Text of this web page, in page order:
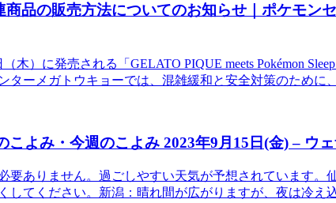
商品の販売方法についてのお知らせ｜ポケモン
木）に発売される「GELATO PIQUE meets Pokémon
ターメガトウキョーでは、混雑緩和と安全対策のために
こよみ・今週のこよみ 2023年9月15日(金) – ウ
要ありません。過ごしやすい天気が予想されています。
してください。新潟：晴れ間が広がりますが、夜は冷え